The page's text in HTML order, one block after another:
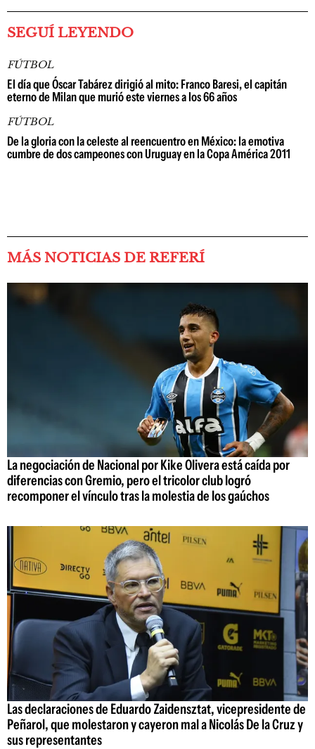
SEGUÍ LEYENDO
FÚTBOL
El día que Óscar Tabárez dirigió al mito: Franco Baresi, el capitán
eterno de Milan que murió este viernes a los 66 años
FÚTBOL
De la gloria con la celeste al reencuentro en México: la emotiva
cumbre de dos campeones con Uruguay en la Copa América 2011
MÁS NOTICIAS DE REFERÍ
La negociación de Nacional por Kike Olivera está caída por
diferencias con Gremio, pero el tricolor club logró
recomponer el vínculo tras la molestia de los gaúchos
Las declaraciones de Eduardo Zaidensztat, vicepresidente de
Peñarol, que molestaron y cayeron mal a Nicolás De la Cruz y
sus representantes